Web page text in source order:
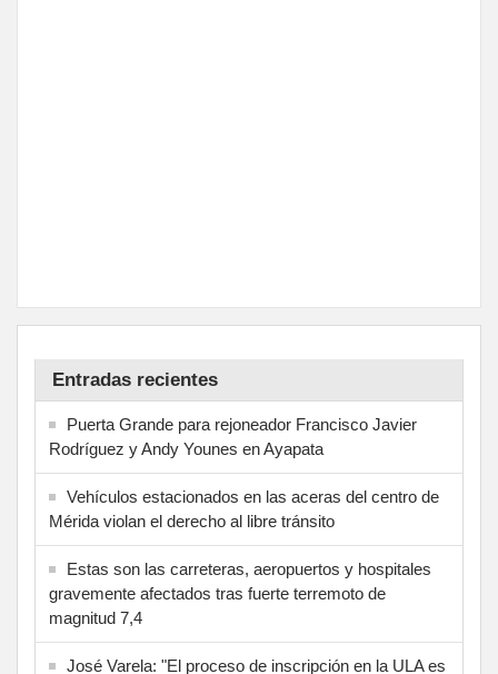
Entradas recientes
Puerta Grande para rejoneador Francisco Javier
Rodríguez y Andy Younes en Ayapata
Vehículos estacionados en las aceras del centro de
Mérida violan el derecho al libre tránsito
Estas son las carreteras, aeropuertos y hospitales
gravemente afectados tras fuerte terremoto de
magnitud 7,4
José Varela: "El proceso de inscripción en la ULA es